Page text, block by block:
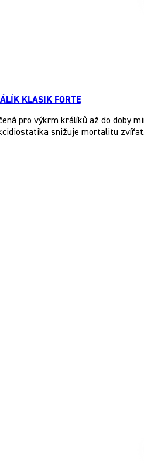
KLASIK FORTE
pro výkrm králíků až do doby
snižuje mortalitu